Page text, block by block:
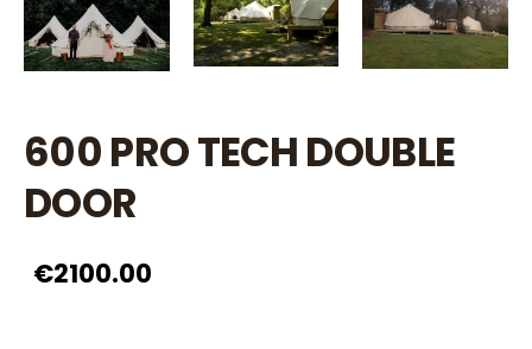
600 PRO TECH DOUBLE
DOOR
€2100.00